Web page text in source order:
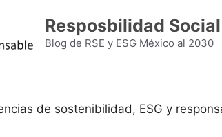
Resposbilidad
Blog de RSE y ESG México al 2030
de sostenibilidad, ESG y